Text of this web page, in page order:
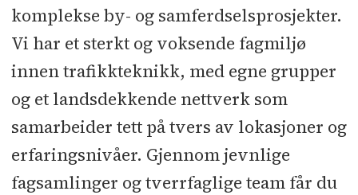
komplekse by- og samferdselsprosjekter.
Vi har et sterkt og voksende fagmiljø
innen trafikkteknikk, med egne grupper
og et landsdekkende nettverk som
samarbeider tett på tvers av lokasjoner og
erfaringsnivåer. Gjennom jevnlige
fagsamlinger og tverrfaglige team får du